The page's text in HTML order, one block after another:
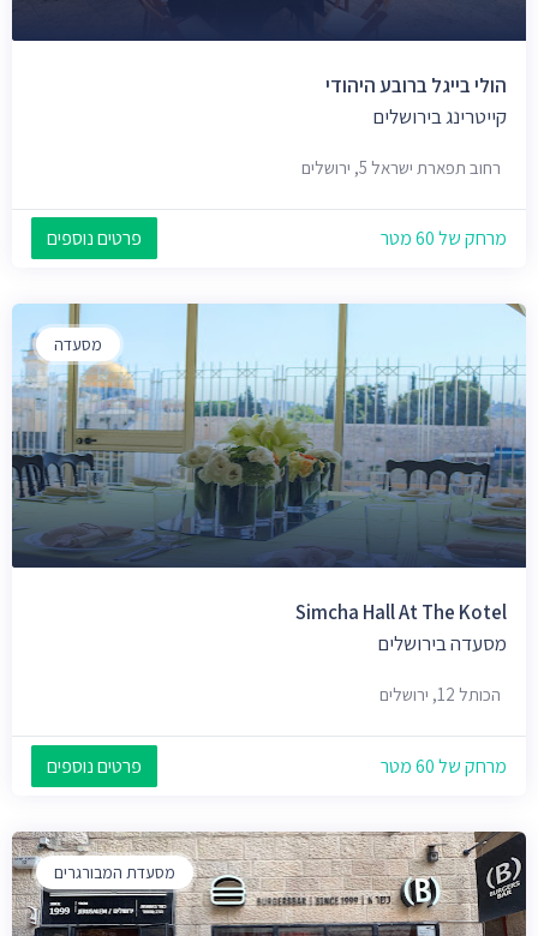
הולי בייגל ברובע היהודי
קייטרינג בירושלים
רחוב תפארת ישראל 5, ירושלים
מרחק של 60 מטר פרטים נוספים
מסעדה
Simcha Hall At The Kotel
מסעדה בירושלים
הכותל 12, ירושלים
מרחק של 60 מטר פרטים נוספים
מסעדת המבורגרים